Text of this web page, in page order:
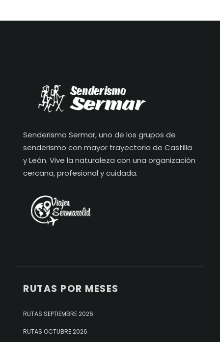
Senderismo Sermar, uno de los grupos de
senderismo con mayor trayectoria de Castilla
y León. Vive la naturaleza con una organización
cercana, profesional y cuidada.
RUTAS POR MESES
RUTAS SEPTIEMBRE 2026
RUTAS OCTUBRE 2026